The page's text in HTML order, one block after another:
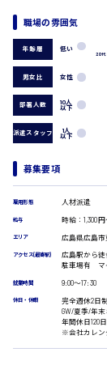
軽作業
医師
看護助手
看護師
オフィスワーク系
貿易事務
経理事務
営業事務
翻訳、通訳
IT・クリエイティブ
DTPオペレーター
広島市南区
広島市佐伯区
職場の雰囲気
年齢層 低い
20代
男女比 女性
部署人数 10人
以下
派遣スタッフ 1人
以下
募集要項
雇用形態 人材派遣
給与 時給：1,300円
エリア 広島県広島
アクセス(最寄駅)
広島駅から徒
駐車場有 マ
就業時間 9:00〜17:30
休日・休暇
完全週休2日
GW/夏季/年
年間休日120
※会社カレン